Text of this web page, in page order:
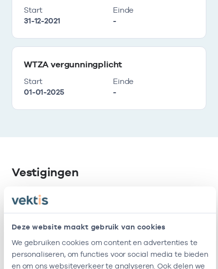
Deze website maakt gebruik van cookies
We gebruiken cookies om content en advertenties te
personaliseren, om functies voor social media te bieden
en om ons websiteverkeer te analyseren. Ook delen we
Start
31-12-2021
Einde
-
WTZA vergunningplicht
Start
01-01-2025
Einde
-
Vestigingen
Deze onderneming heeft de volgende
vestigingen
Naam Adres AGB-code